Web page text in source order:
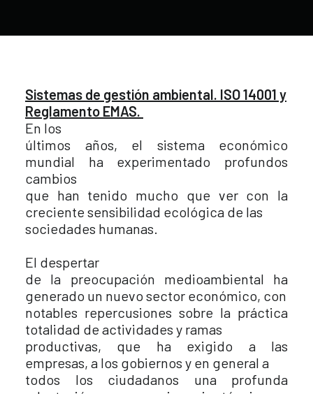
Sistemas de gestión ambiental. ISO 14001 y
Reglamento EMAS.
En los
últimos años, el sistema económico
mundial ha experimentado profundos
cambios
que han tenido mucho que ver con la
creciente sensibilidad ecológica de las
sociedades humanas.
El despertar
de la preocupación medioambiental ha
generado un nuevo sector económico, con
notables repercusiones sobre la práctica
totalidad de actividades y ramas
productivas, que ha exigido a las
empresas, a los gobiernos y en general a
todos los ciudadanos una profunda